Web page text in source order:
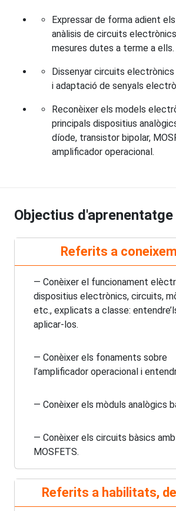
Expressar de forma adient
anàlisis de circuits
mesures dutes a terme a ells.
Dissenyar circuits
i adaptació de senyals
Reconèixer els models
principals dispositius
díode, transistor bipolar,
amplificador operacional.
Objectius d'aprenentatge
Referits a
— Conèixer el funcionament
dispositius electrònics, circuits,
etc., explicats a classe:
aplicar-los.
— Conèixer els fonaments sobre
l’amplificador operacional i
— Conèixer els mòduls analògics
— Conèixer els circuits bàsics amb
MOSFETS.
Referits a habilitats,